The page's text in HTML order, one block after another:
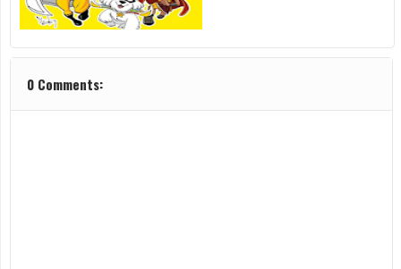
0 Comments: